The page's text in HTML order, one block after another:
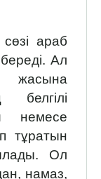
араб
Ал
жасына
немесе
тұратын
Ол
намаз,